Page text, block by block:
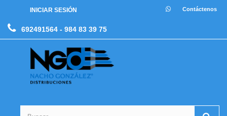
INICIAR SESIÓN Contáctenos
692491564 - 984 83 39 75